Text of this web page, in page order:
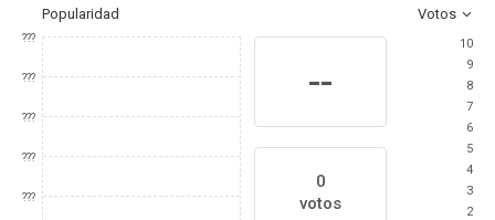
Popularidad Votos
???
???
???
???
???
--
0
votos
10
9
8
7
6
5
4
3
2